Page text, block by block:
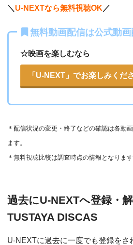
＼ U-NEXTなら無料視聴OK ／
無料動画配信は公式動
☆映画を楽しむなら
「U-NEXT」でお楽しみくだ
＊ 配信状況の変更・終了などの確認は各動
ます。
＊無料視聴比較は調査時点の情報となります
過去にU-NEXTへ登録・
TUSTAYA DISCAS
U-NEXTに過去に一度でも登録をさ